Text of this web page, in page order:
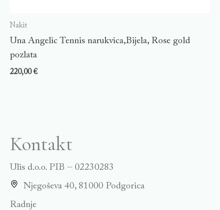
Nakit
Una Angelic Tennis narukvica,Bijela, Rose gold
pozlata
220,00€
Kontakt
Ulis d.o.o. PIB – 02230283
Njegoševa 40, 81000 Podgorica
Radnje